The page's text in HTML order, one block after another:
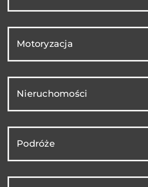
Motoryzacja
Nieruchomości
Podróże